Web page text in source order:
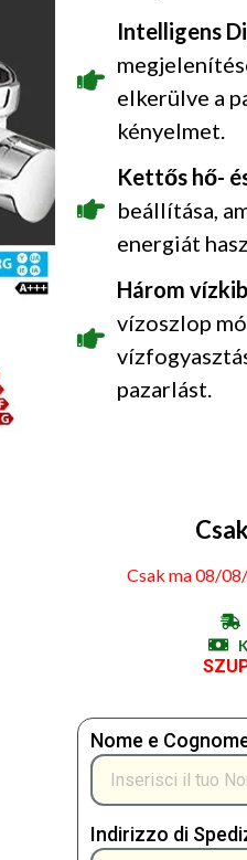
Intelligens
elkerülve a
kényelmet.
Kettős hő-
beállítása,
energiát
Három
vízoszlop
pazarlást.
Csak ma 08/
Nome e
Indirizzo di